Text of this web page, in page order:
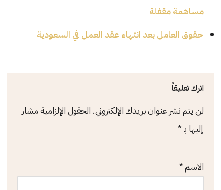
مساهمة مقفلة
حقوق العامل بعد انتهاء عقد العمل في السعودية
اترك تعليقاً
لن يتم نشر عنوان بريدك الإلكتروني. الحقول الإلزامية مشار
إليها بـ*
الاسم*